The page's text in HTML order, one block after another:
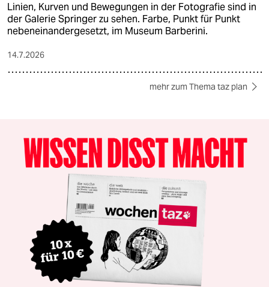
Linien, Kurven und Bewegungen in der Fotografie sind in
der Galerie Springer zu sehen. Farbe, Punkt für Punkt
nebeneinandergesetzt, im Museum Barberini.
14.7.2026
mehr zum Thema taz plan